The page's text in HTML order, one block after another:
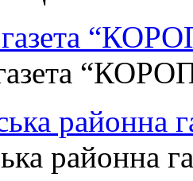
газета
районна
районна